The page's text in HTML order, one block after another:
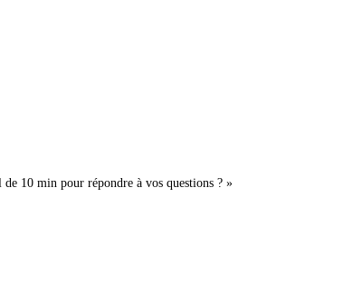
10 min pour répondre à vos questions ? »